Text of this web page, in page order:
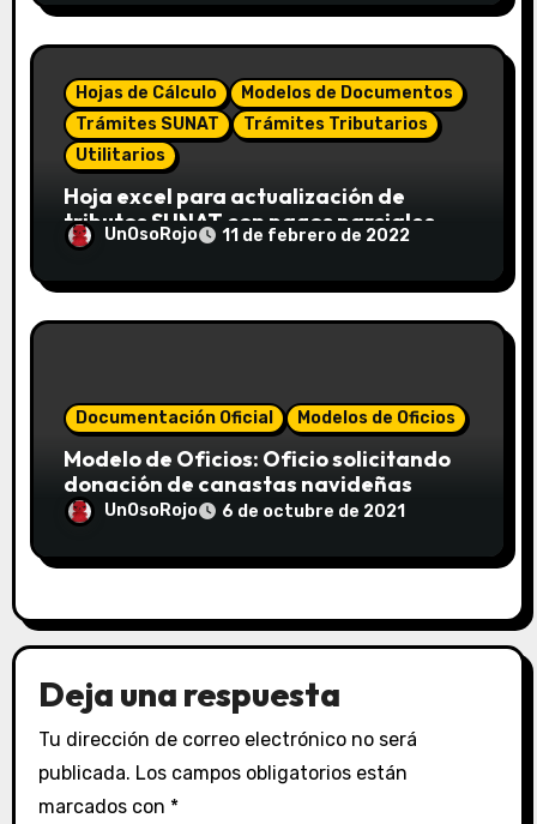
Hojas de Cálculo
Modelos de Documentos
Trámites SUNAT
Trámites Tributarios
Utilitarios
Hoja excel para actualización de
tributos SUNAT con pagos parciales
UnOsoRojo 11 de febrero de 2022
Documentación Oficial Modelos de Oficios
Modelo de Oficios: Oficio solicitando
donación de canastas navideñas
UnOsoRojo 6 de octubre de 2021
Deja una respuesta
Tu dirección de correo electrónico no será
publicada. Los campos obligatorios están
marcados con *